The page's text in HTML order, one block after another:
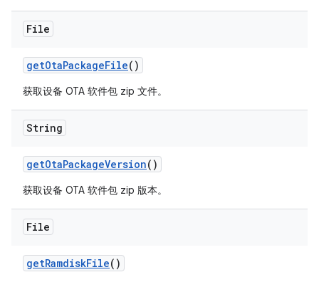
File
getOtaPackageFile()
获取设备 OTA 软件包 zip 文件。
String
getOtaPackageVersion()
获取设备 OTA 软件包 zip 版本。
File
getRamdiskFile()